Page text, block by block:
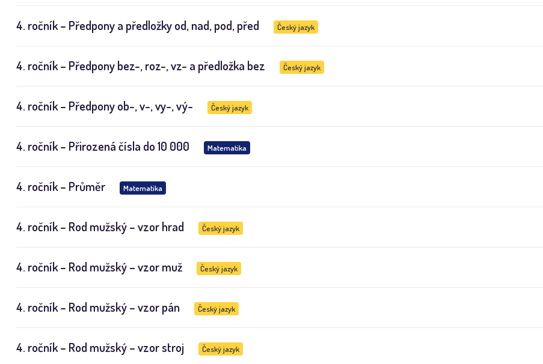
4. ročník – Předpony a předložky od, nad, pod, před Český jazyk
4. ročník – Předpony bez-, roz-, vz- a předložka bez Český jazyk
4. ročník – Předpony ob-, v-, vy-, vý- Český jazyk
4. ročník – Přirozená čísla do 10 000 Matematika
4. ročník – Průměr Matematika
4. ročník – Rod mužský – vzor hrad Český jazyk
4. ročník – Rod mužský – vzor muž Český jazyk
4. ročník – Rod mužský – vzor pán Český jazyk
4. ročník – Rod mužský – vzor stroj Český jazyk